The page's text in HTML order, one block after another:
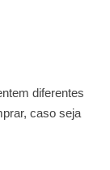
diferentes
caso seja